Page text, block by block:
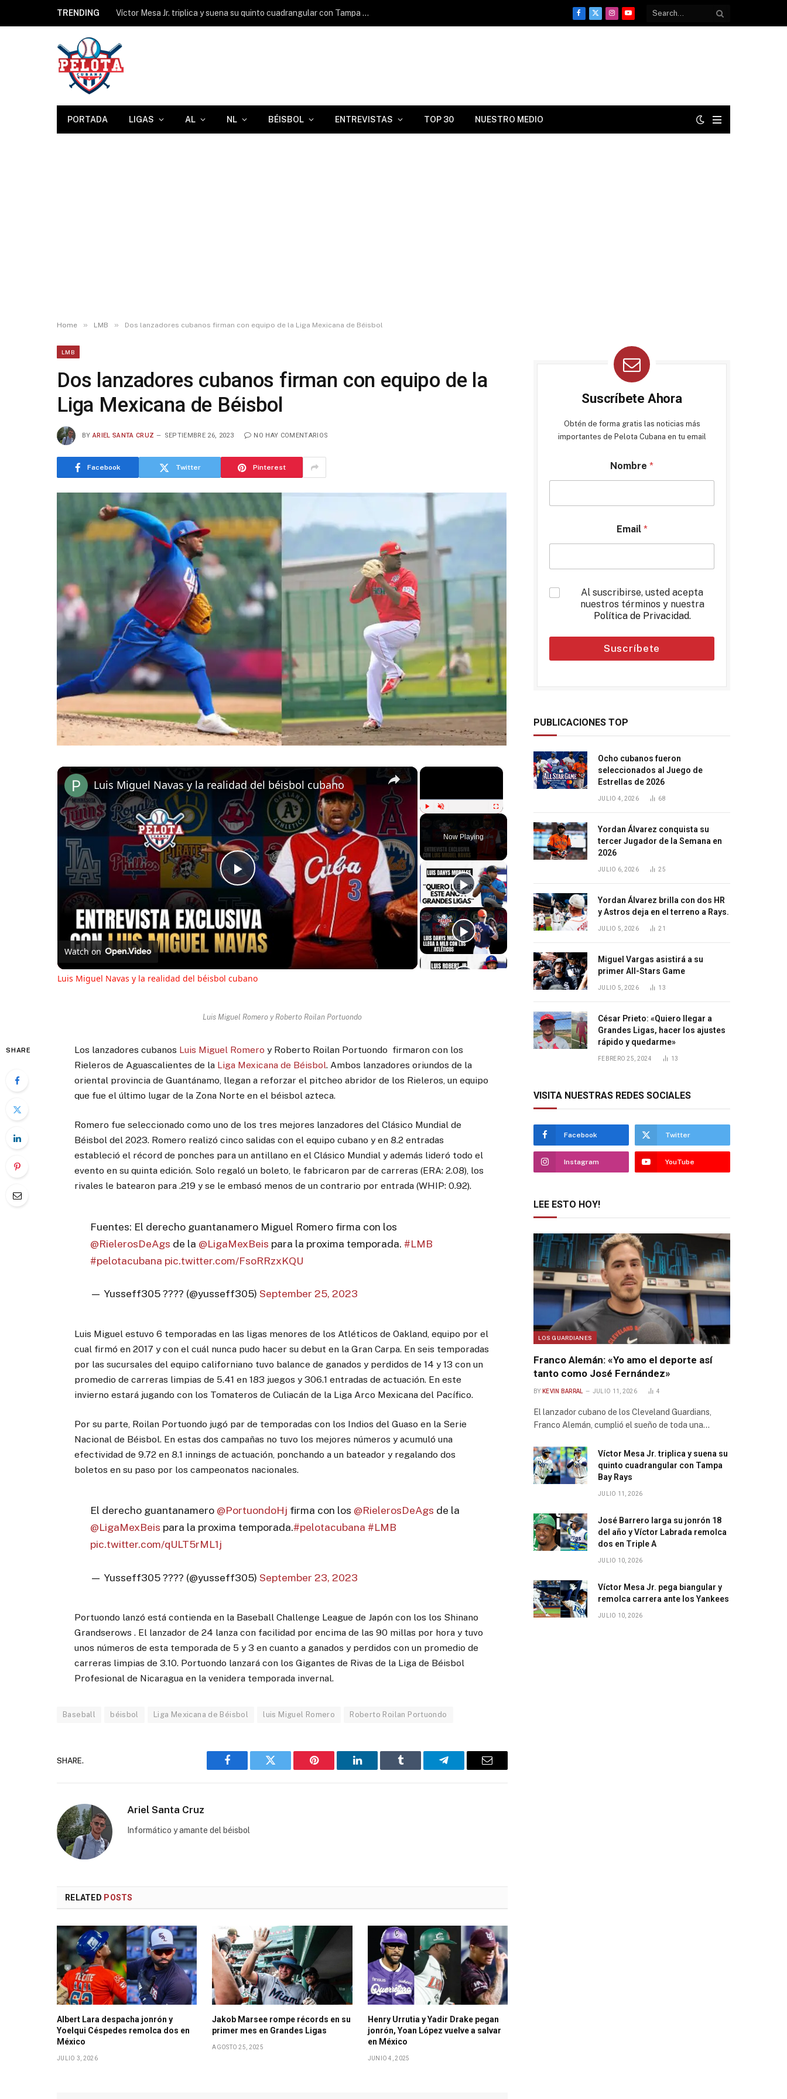
TRENDING Víctor Mesa Jr. triplica y suena su quinto cuadrangular con Tampa Bay Rays
Facebook
X
InstagramYouTube
PORTADA LIGAS AL NL BÉISBOL ENTREVISTAS TOP 30 NUESTRO MEDIO
Home » LMB » Dos lanzadores cubanos firman con equipo de la Liga Mexicana de Béisbol
LMB
Dos lanzadores cubanos firman con equipo de la
Liga Mexicana de Béisbol
BY ARIEL SANTA CRUZ SEPTIEMBRE 26, 2023 NO HAY COMENTARIOS
Facebook Twitter Pinterest
×
Fullscreen
Now Playing
×
Play
Video
Luis Miguel Navas y la realidad del béisbol cubano
Watch on
Luis Miguel Navas y la realidad del béisbol cubano
Luis Miguel Romero y Roberto Roilan Portuondo
SHARE Los lanzadores cubanos Luis Miguel Romero y Roberto Roilan Portuondo firmaron con los
Rieleros de Aguascalientes de la Liga Mexicana de Béisbol. Ambos lanzadores oriundos de la
oriental provincia de Guantánamo, llegan a reforzar el pitcheo abridor de los Rieleros, un equipo
que fue el último lugar de la Zona Norte en el béisbol azteca.
Romero fue seleccionado como uno de los tres mejores lanzadores del Clásico Mundial de
Béisbol del 2023. Romero realizó cinco salidas con el equipo cubano y en 8.2 entradas
estableció el récord de ponches para un antillano en el Clásico Mundial y además lideró todo el
evento en su quinta edición. Solo regaló un boleto, le fabricaron par de carreras (ERA: 2.08), los
rivales le batearon para .219 y se le embasó menos de un contrario por entrada (WHIP: 0.92).
Fuentes: El derecho guantanamero Miguel Romero firma con los
@RielerosDeAgs de la @LigaMexBeis para la proxima temporada. #LMB
#pelotacubana pic.twitter.com/FsoRRzxKQU
— Yusseff305 ???? (@yusseff305) September 25, 2023
Luis Miguel estuvo 6 temporadas en las ligas menores de los Atléticos de Oakland, equipo por el
cual firmó en 2017 y con el cuál nunca pudo hacer su debut en la Gran Carpa. En seis temporadas
por las sucursales del equipo californiano tuvo balance de ganados y perdidos de 14 y 13 con un
promedio de carreras limpias de 5.41 en 183 juegos y 306.1 entradas de actuación. En este
invierno estará jugando con los Tomateros de Culiacán de la Liga Arco Mexicana del Pacífico.
Por su parte, Roilan Portuondo jugó par de temporadas con los Indios del Guaso en la Serie
Nacional de Béisbol. En estas dos campañas no tuvo los mejores números y acumuló una
efectividad de 9.72 en 8.1 innings de actuación, ponchando a un bateador y regalando dos
boletos en su paso por los campeonatos nacionales.
El derecho guantanamero @PortuondoHj firma con los @RielerosDeAgs de la
@LigaMexBeis para la proxima temporada.#pelotacubana #LMB
pic.twitter.com/qULT5rML1j
— Yusseff305 ???? (@yusseff305) September 23, 2023
Portuondo lanzó está contienda en la Baseball Challenge League de Japón con los los Shinano
Grandserows . El lanzador de 24 lanza con facilidad por encima de las 90 millas por hora y tuvo
unos números de esta temporada de 5 y 3 en cuanto a ganados y perdidos con un promedio de
carreras limpias de 3.10. Portuondo lanzará con los Gigantes de Rivas de la Liga de Béisbol
Profesional de Nicaragua en la venidera temporada invernal.
Baseball béisbol Liga Mexicana de Béisbol luis Miguel Romero Roberto Roilan Portuondo
SHARE.
Facebook Twitter Pinterest LinkedIn Tumblr Telegram Email
Ariel Santa Cruz
Informático y amante del béisbol
RELATED POSTS
Albert Lara despacha jonrón y
Yoelqui Céspedes remolca dos en
México
JULIO 3, 2026
Jakob Marsee rompe récords en su
primer mes en Grandes Ligas
AGOSTO 25, 2025
Henry Urrutia y Yadir Drake pegan
jonrón, Yoan López vuelve a salvar
en México
JUNIO 4, 2025
Suscríbete Ahora
Obtén de forma gratis las noticias más
importantes de Pelota Cubana en tu email
Nombre *
Email *
*
Al suscribirse, usted acepta
nuestros términos y nuestra
Política de Privacidad.
Suscríbete
PUBLICACIONES TOP
Ocho cubanos fueron
seleccionados al Juego de
Estrellas de 2026
JULIO 4, 2026 68
Yordan Álvarez conquista su
tercer Jugador de la Semana en
2026
JULIO 6, 2026 25
Yordan Álvarez brilla con dos HR
y Astros deja en el terreno a Rays.
JULIO 5, 2026 21
Miguel Vargas asistirá a su
primer All-Stars Game
JULIO 5, 2026 13
César Prieto: «Quiero llegar a
Grandes Ligas, hacer los ajustes
rápido y quedarme»
FEBRERO 25, 2024 13
VISITA NUESTRAS REDES SOCIALES
Facebook Twitter
Instagram YouTube
LEE ESTO HOY!
LOS GUARDIANES
Franco Alemán: «Yo amo el deporte así
tanto como José Fernández»
BY KEVIN BARRAL JULIO 11, 2026 4
El lanzador cubano de los Cleveland Guardians,
Franco Alemán, cumplió el sueño de toda una…
Víctor Mesa Jr. triplica y suena su
quinto cuadrangular con Tampa
Bay Rays
JULIO 11, 2026
José Barrero larga su jonrón 18
del año y Víctor Labrada remolca
dos en Triple A
JULIO 10, 2026
Víctor Mesa Jr. pega biangular y
remolca carrera ante los Yankees
JULIO 10, 2026